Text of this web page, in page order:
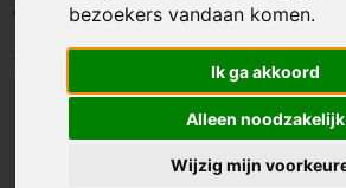
bezoekers vandaan komen.
Ik ga akkoord
Alleen noodzakelijk
Wijzig mijn
Filters